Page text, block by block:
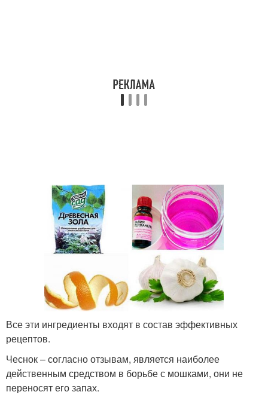
Все эти ингредиенты входят в состав эффективных
рецептов.
Чеснок – согласно отзывам, является наиболее
действенным средством в борьбе с мошками, они не
переносят его запах.